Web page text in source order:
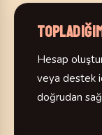
Hesap
veya destek
doğrudan